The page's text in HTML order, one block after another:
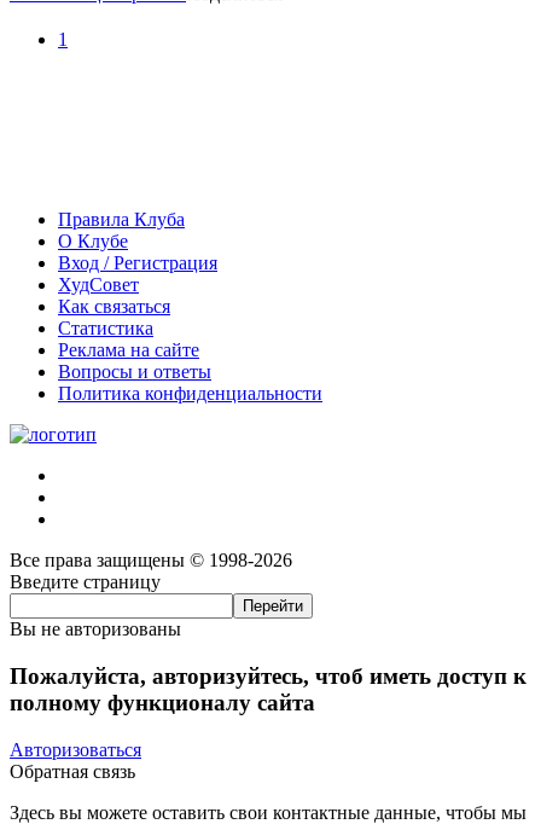
1
Правила Клуба
О Клубе
Вход / Регистрация
ХудСовет
Как связаться
Статистика
Реклама на сайте
Вопросы и ответы
Политика конфиденциальности
Все права защищены © 1998-2026
Введите страницу
Вы не авторизованы
Пожалуйста, авторизуйтесь, чтоб иметь доступ к
полному функционалу сайта
Авторизоваться
Обратная связь
Здесь вы можете оставить свои контактные данные, чтобы мы